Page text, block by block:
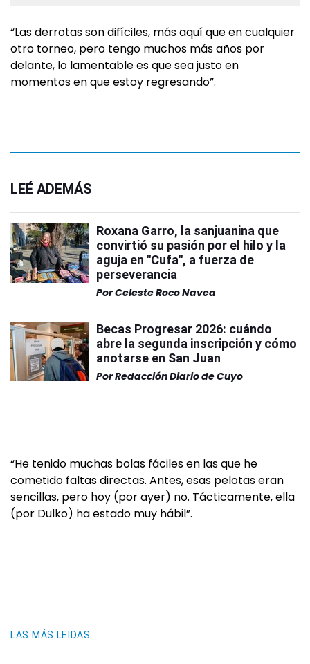
“Las derrotas son difíciles, más aquí que en cualquier
otro torneo, pero tengo muchos más años por
delante, lo lamentable es que sea justo en
momentos en que estoy regresando”.
LEÉ ADEMÁS
Roxana Garro, la sanjuanina que
convirtió su pasión por el hilo y la
aguja en "Cufa", a fuerza de
perseverancia
PorCeleste Roco Navea
Becas Progresar 2026: cuándo
abre la segunda inscripción y cómo
anotarse en San Juan
PorRedacción Diario de Cuyo
“He tenido muchas bolas fáciles en las que he
cometido faltas directas. Antes, esas pelotas eran
sencillas, pero hoy (por ayer) no. Tácticamente, ella
(por Dulko) ha estado muy hábil”.
LAS MÁS LEIDAS